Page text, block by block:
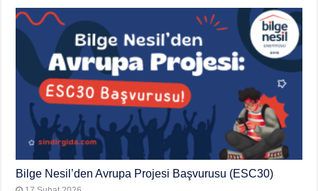
Bilge Nesil’den Avrupa Projesi Başvurusu (ESC30)